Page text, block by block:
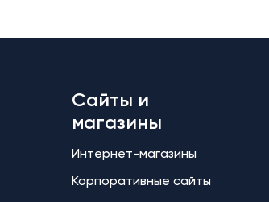
Сайты и
магазины
Интернет-магазины
Корпоративные сайты